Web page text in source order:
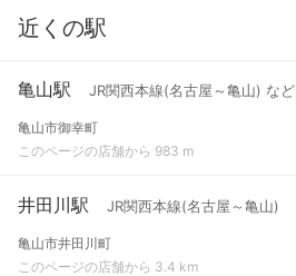
近くの駅
亀山駅 JR関西本線(名古屋～亀山) など
亀山市御幸町
このページの店舗から 983 m
井田川駅 JR関西本線(名古屋～亀山)
亀山市井田川町
このページの店舗から 3.4 km